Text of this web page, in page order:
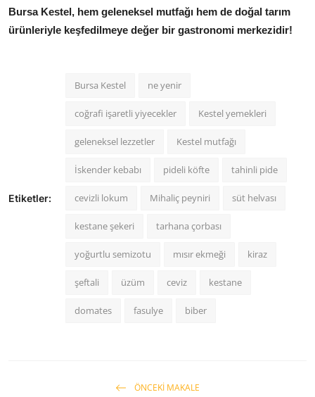
Bursa Kestel, hem geleneksel mutfağı hem de doğal tarım
ürünleriyle keşfedilmeye değer bir gastronomi merkezidir!
Etiketler:
Bursa Kestel ne yenir
coğrafi işaretli yiyecekler Kestel yemekleri
geleneksel lezzetler Kestel mutfağı
İskender kebabı pideli köfte tahinli pide
cevizli lokum Mihaliç peyniri süt helvası
kestane şekeri tarhana çorbası
yoğurtlu semizotu mısır ekmeği kiraz
şeftali üzüm ceviz kestane
domates fasulye biber
ÖNCEKI MAKALE